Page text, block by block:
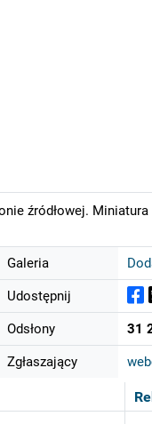
źródłowej.
Galeria
Udostępnij
Odsłony 31
Zgłaszający